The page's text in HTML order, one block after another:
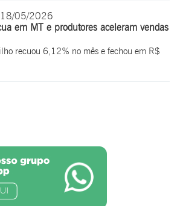
05/2026
em MT e produtores aceleram vendas
recuou 6,12% no mês e fechou em R$